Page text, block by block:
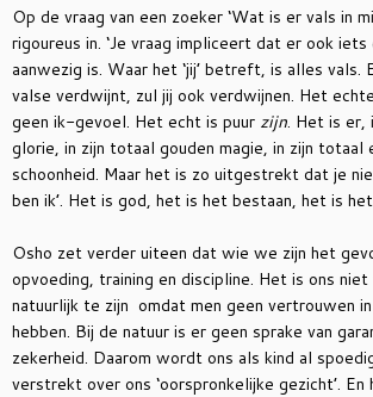
Op de vraag van een zoeker ‘Wat is er vals in
rigoureus in. ‘Je vraag impliceert dat er ook iets
aanwezig is. Waar het ‘jij’ betreft, is alles vals.
valse verdwijnt, zul jij ook verdwijnen. Het
geen ik-gevoel. Het echt is puur zijn. Het is er,
glorie, in zijn totaal gouden magie, in zijn totaal
schoonheid. Maar het is zo uitgestrekt dat je
ben ik’. Het is god, het is het bestaan, het is
Osho zet verder uiteen dat wie we zijn het
opvoeding, training en discipline. Het is ons
natuurlijk te zijn omdat men geen vertrouwen
hebben. Bij de natuur is er geen sprake van
zekerheid. Daarom wordt ons als kind al
verstrekt over ons ‘oorspronkelijke gezicht’. En